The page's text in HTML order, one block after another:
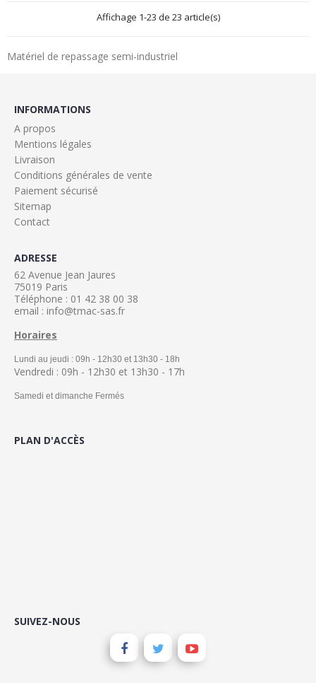
Affichage 1-23 de 23 article(s)
Matériel de repassage semi-industriel
INFORMATIONS
A propos
Mentions légales
Livraison
Conditions générales de vente
Paiement sécurisé
Sitemap
Contact
ADRESSE
62 Avenue Jean Jaures
75019 Paris
Téléphone : 01 42 38 00 38
email : info@tmac-sas.fr
Horaires
Lundi au jeudi : 09h - 12h30 et 13h30 - 18h
Vendredi : 09h - 12h30 et 13h30 - 17h
Samedi et dimanche Fermés
PLAN D'ACCÈS
SUIVEZ-NOUS